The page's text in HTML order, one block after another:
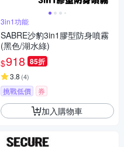
3in1功能
SABRE沙豹3in1膠型防身噴霧
(黑色/湖水綠)
$918 85折
3.8 (4)
挑戰低價 券
加入購物車